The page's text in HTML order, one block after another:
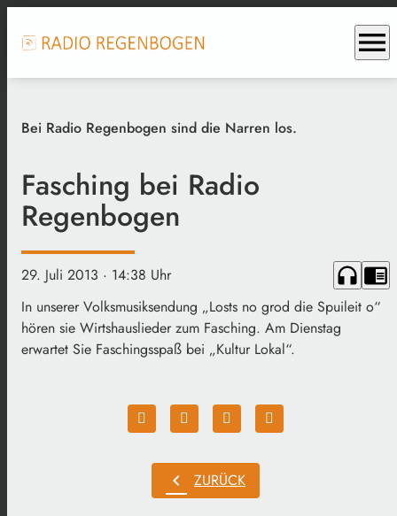
menu
Bei Radio Regenbogen sind die Narren los.
Fasching bei Radio
Regenbogen
29. Juli 2013 · 14:38 Uhr headphones chrome_reader_mode
In unserer Volksmusiksendung „Losts no grod die Spuileit o“
hören sie Wirtshauslieder zum Fasching. Am Dienstag
erwartet Sie Faschingsspaß bei „Kultur Lokal“.
chevron_left ZURÜCK